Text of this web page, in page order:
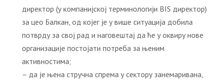
директор (у компанијској терминологији BIS директор)
за цео Балкан, од којег је у више ситуација добила
потврду за свој рад и наговештај да ће у оквиру нове
организације постојати потреба за њеним
активностима;
– да је њена стручна спрема у сектору занемаривана,